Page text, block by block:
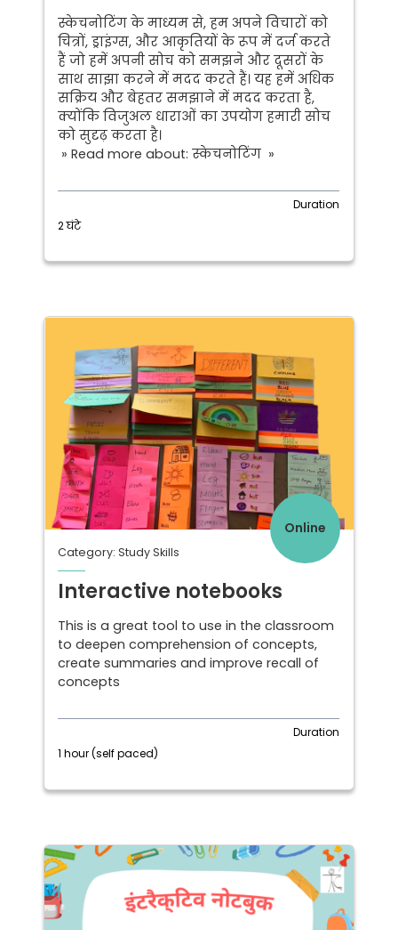
स्केचनोटिंग के माध्यम से, हम अपने विचारों को
चित्रों, ड्राइंग्स, और आकृतियों के रूप में दर्ज करते
हैं जो हमें अपनी सोच को समझने और दूसरों के
साथ साझा करने में मदद करते हैं। यह हमें अधिक
सक्रिय और बेहतर समझाने में मदद करता है,
क्योंकि विजुअल धाराओं का उपयोग हमारी सोच
को सुदृढ़ करता है।
» Read more about: स्केचनोटिंग »
Duration
2 घंटे
Online
Category: Study Skills
Interactive notebooks
This is a great tool to use in the classroom
to deepen comprehension of concepts,
create summaries and improve recall of
concepts
Duration
1 hour (self paced)